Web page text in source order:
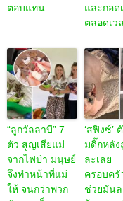
ตอบแทน
และกอด
ตลอดเว
“ลูกวัลลาบี” 7
ตัว สูญเสียแม่
จากไฟป่า มนุษย์
จึงทำหน้าที่แม่
ให้ จนกว่าพวก
‘สฟิงซ์’
มดิ๊กหลัง
ละเลย
ครอบครั
ช่วยมัน